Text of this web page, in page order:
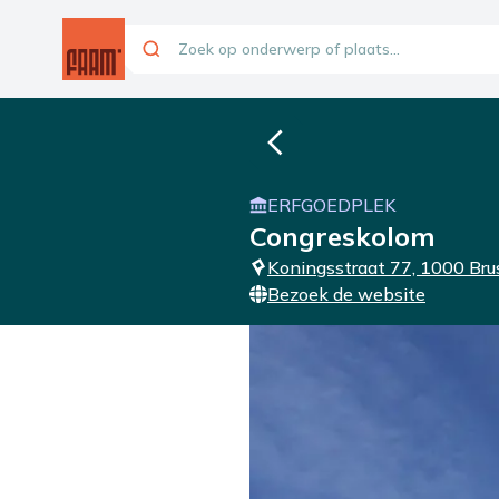
ERFGOEDPLEK
Congreskolom
Koningsstraat 77, 1000
Bezoek de website